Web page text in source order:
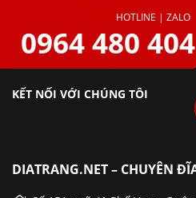
HOTLINE | ZALO
0964 480 404
KẾT NỐI VỚI CHÚNG TÔI
DIATRANG.NET – CHUYÊN